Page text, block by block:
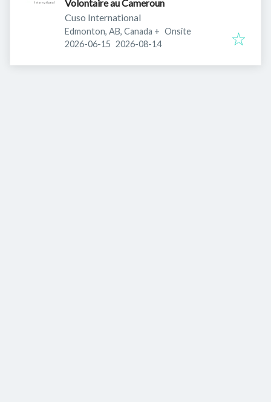
Volontaire au Cameroun
Cuso International
Edmonton, AB, Canada + Onsite
Published:
2026-06-15 Expires:
2026-08-14